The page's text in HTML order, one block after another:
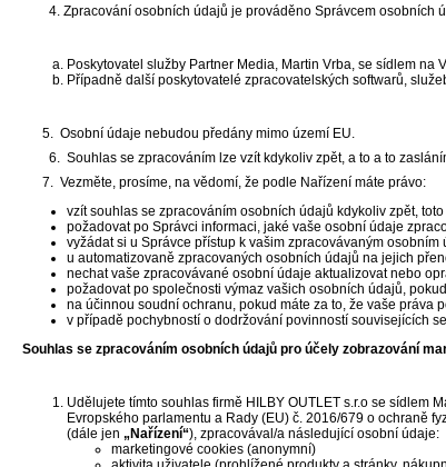
4. Zpracování osobních údajů je prováděno Správcem osobních
Poskytovatel služby Partner Media, Martin Vrba, se sídlem na
Případně další poskytovatelé zpracovatelských softwarů,
5. Osobní údaje nebudou předány mimo území EU.
6. Souhlas se zpracováním lze vzít kdykoliv zpět, a to a to
7. Vezměte, prosíme, na vědomí, že podle Nařízení máte právo:
vzít souhlas se zpracováním osobních údajů kdykoliv zpět,
požadovat po Správci informaci, jaké vaše osobní údaje
vyžádat si u Správce přístup k vašim zpracovávaným
u automatizovaně zpracovaných osobních údajů na jejich
nechat vaše zpracovávané osobní údaje aktualizovat nebo
požadovat po společnosti výmaz vašich osobních údajů,
na účinnou soudní ochranu, pokud máte za to, že vaše
v případě pochybností o dodržování povinností souvisejících
Souhlas se zpracováním osobních údajů pro účely zobrazování
Udělujete tímto souhlas firmě HILBY OUTLET s.r.o se sídlem
Evropského parlamentu a Rady (EU) č. 2016/679 o ochraně
(dále jen „Nařízení“), zpracovával/a následující osobní údaje:
marketingové cookies (anonymní)